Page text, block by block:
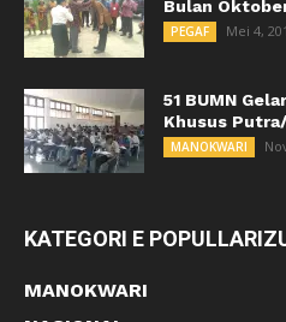
Bulan
PEGAF Mei 4,
51 BUMN
Khusus
MANOKWARI
KATEGORI E
MANOKWARI